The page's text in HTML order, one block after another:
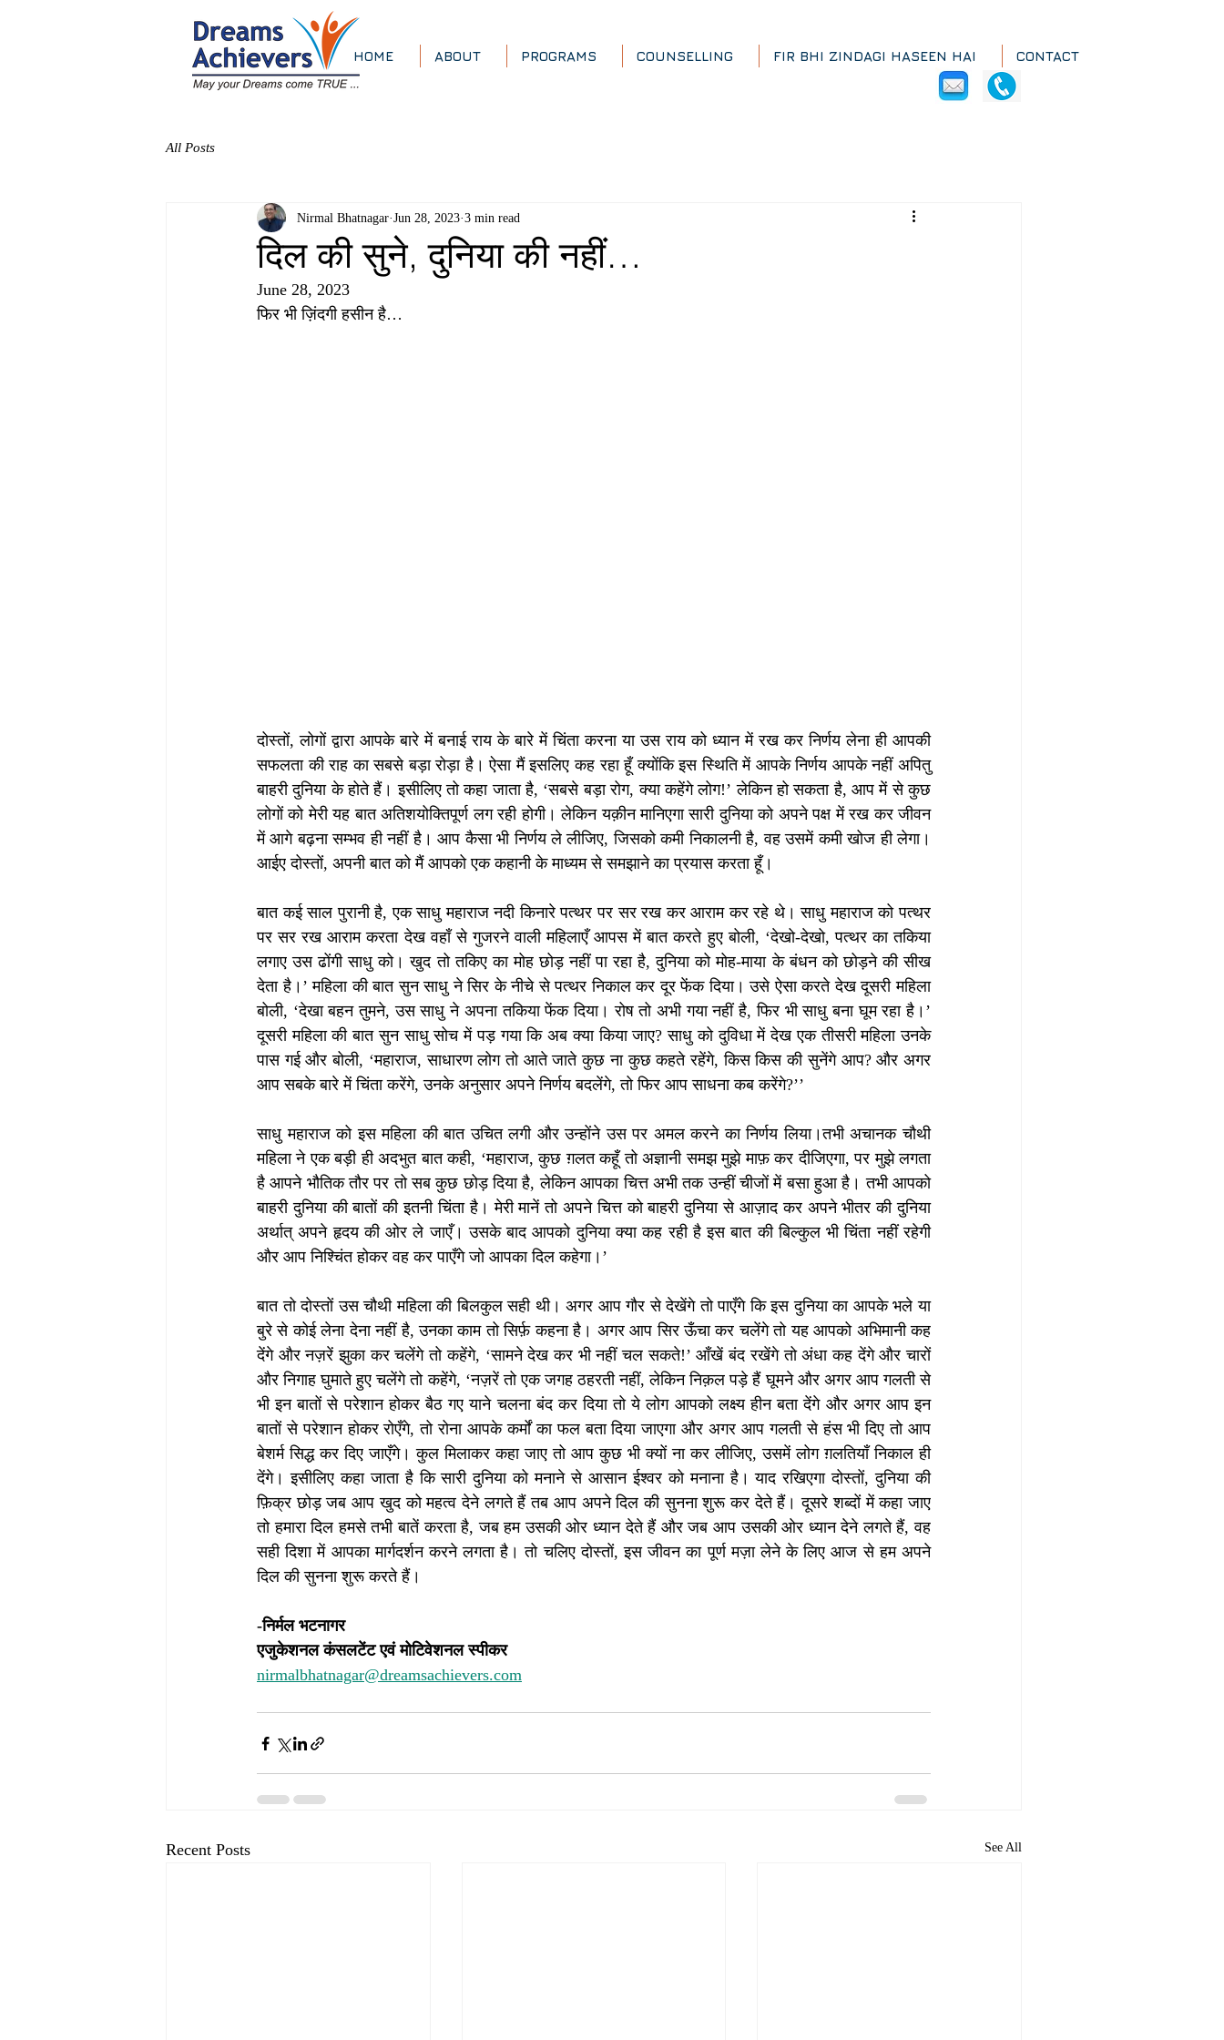
HOME ABOUT PROGRAMS COUNSELLING FIR BHI ZINDAGI HASEEN HAI CONTACT
All Posts
दिल की सुने, दुनिया की नहीं…
Nirmal Bhatnagar Jun 28, 2023 3 min read
June 28, 2023
फिर भी ज़िंदगी हसीन है…
दोस्तों, लोगों द्वारा आपके बारे में बनाई राय के बारे में चिंता करना या उस राय को ध्यान में रख कर निर्णय लेना ही आपकी
सफलता की राह का सबसे बड़ा रोड़ा है। ऐसा मैं इसलिए कह रहा हूँ क्योंकि इस स्थिति में आपके निर्णय आपके नहीं अपितु
बाहरी दुनिया के होते हैं। इसीलिए तो कहा जाता है, ‘सबसे बड़ा रोग, क्या कहेंगे लोग!’ लेकिन हो सकता है, आप में से कुछ
लोगों को मेरी यह बात अतिशयोक्तिपूर्ण लग रही होगी। लेकिन यक़ीन मानिएगा सारी दुनिया को अपने पक्ष में रख कर जीवन
में आगे बढ़ना सम्भव ही नहीं है। आप कैसा भी निर्णय ले लीजिए, जिसको कमी निकालनी है, वह उसमें कमी खोज ही लेगा।
आईए दोस्तों, अपनी बात को मैं आपको एक कहानी के माध्यम से समझाने का प्रयास करता हूँ।
बात कई साल पुरानी है, एक साधु महाराज नदी किनारे पत्थर पर सर रख कर आराम कर रहे थे। साधु महाराज को पत्थर
पर सर रख आराम करता देख वहाँ से गुजरने वाली महिलाएँ आपस में बात करते हुए बोली, ‘देखो-देखो, पत्थर का तकिया
लगाए उस ढोंगी साधु को। खुद तो तकिए का मोह छोड़ नहीं पा रहा है, दुनिया को मोह-माया के बंधन को छोड़ने की सीख
देता है।’ महिला की बात सुन साधु ने सिर के नीचे से पत्थर निकाल कर दूर फेंक दिया। उसे ऐसा करते देख दूसरी महिला
बोली, ‘देखा बहन तुमने, उस साधु ने अपना तकिया फेंक दिया। रोष तो अभी गया नहीं है, फिर भी साधु बना घूम रहा है।’
दूसरी महिला की बात सुन साधु सोच में पड़ गया कि अब क्या किया जाए? साधु को दुविधा में देख एक तीसरी महिला उनके
पास गई और बोली, ‘महाराज, साधारण लोग तो आते जाते कुछ ना कुछ कहते रहेंगे, किस किस की सुनेंगे आप? और अगर
आप सबके बारे में चिंता करेंगे, उनके अनुसार अपने निर्णय बदलेंगे, तो फिर आप साधना कब करेंगे?’’
साधु महाराज को इस महिला की बात उचित लगी और उन्होंने उस पर अमल करने का निर्णय लिया।तभी अचानक चौथी
महिला ने एक बड़ी ही अदभुत बात कही, ‘महाराज, कुछ ग़लत कहूँ तो अज्ञानी समझ मुझे माफ़ कर दीजिएगा, पर मुझे लगता
है आपने भौतिक तौर पर तो सब कुछ छोड़ दिया है, लेकिन आपका चित्त अभी तक उन्हीं चीजों में बसा हुआ है। तभी आपको
बाहरी दुनिया की बातों की इतनी चिंता है। मेरी मानें तो अपने चित्त को बाहरी दुनिया से आज़ाद कर अपने भीतर की दुनिया
अर्थात् अपने हृदय की ओर ले जाएँ। उसके बाद आपको दुनिया क्या कह रही है इस बात की बिल्कुल भी चिंता नहीं रहेगी
और आप निश्चिंत होकर वह कर पाएँगे जो आपका दिल कहेगा।’
बात तो दोस्तों उस चौथी महिला की बिलकुल सही थी। अगर आप गौर से देखेंगे तो पाएँगे कि इस दुनिया का आपके भले या
बुरे से कोई लेना देना नहीं है, उनका काम तो सिर्फ़ कहना है। अगर आप सिर ऊँचा कर चलेंगे तो यह आपको अभिमानी कह
देंगे और नज़रें झुका कर चलेंगे तो कहेंगे, ‘सामने देख कर भी नहीं चल सकते!’ आँखें बंद रखेंगे तो अंधा कह देंगे और चारों
और निगाह घुमाते हुए चलेंगे तो कहेंगे, ‘नज़रें तो एक जगह ठहरती नहीं, लेकिन निक़ल पड़े हैं घूमने और अगर आप गलती से
भी इन बातों से परेशान होकर बैठ गए याने चलना बंद कर दिया तो ये लोग आपको लक्ष्य हीन बता देंगे और अगर आप इन
बातों से परेशान होकर रोएँगे, तो रोना आपके कर्मों का फल बता दिया जाएगा और अगर आप गलती से हंस भी दिए तो आप
बेशर्म सिद्ध कर दिए जाएँगे। कुल मिलाकर कहा जाए तो आप कुछ भी क्यों ना कर लीजिए, उसमें लोग ग़लतियाँ निकाल ही
देंगे। इसीलिए कहा जाता है कि सारी दुनिया को मनाने से आसान ईश्वर को मनाना है। याद रखिएगा दोस्तों, दुनिया की
फ़िक्र छोड़ जब आप खुद को महत्व देने लगते हैं तब आप अपने दिल की सुनना शुरू कर देते हैं। दूसरे शब्दों में कहा जाए
तो हमारा दिल हमसे तभी बातें करता है, जब हम उसकी ओर ध्यान देते हैं और जब आप उसकी ओर ध्यान देने लगते हैं, वह
सही दिशा में आपका मार्गदर्शन करने लगता है। तो चलिए दोस्तों, इस जीवन का पूर्ण मज़ा लेने के लिए आज से हम अपने
दिल की सुनना शुरू करते हैं।
-निर्मल भटनागर
एजुकेशनल कंसलटेंट एवं मोटिवेशनल स्पीकर
nirmalbhatnagar@dreamsachievers.com
Recent Posts See All